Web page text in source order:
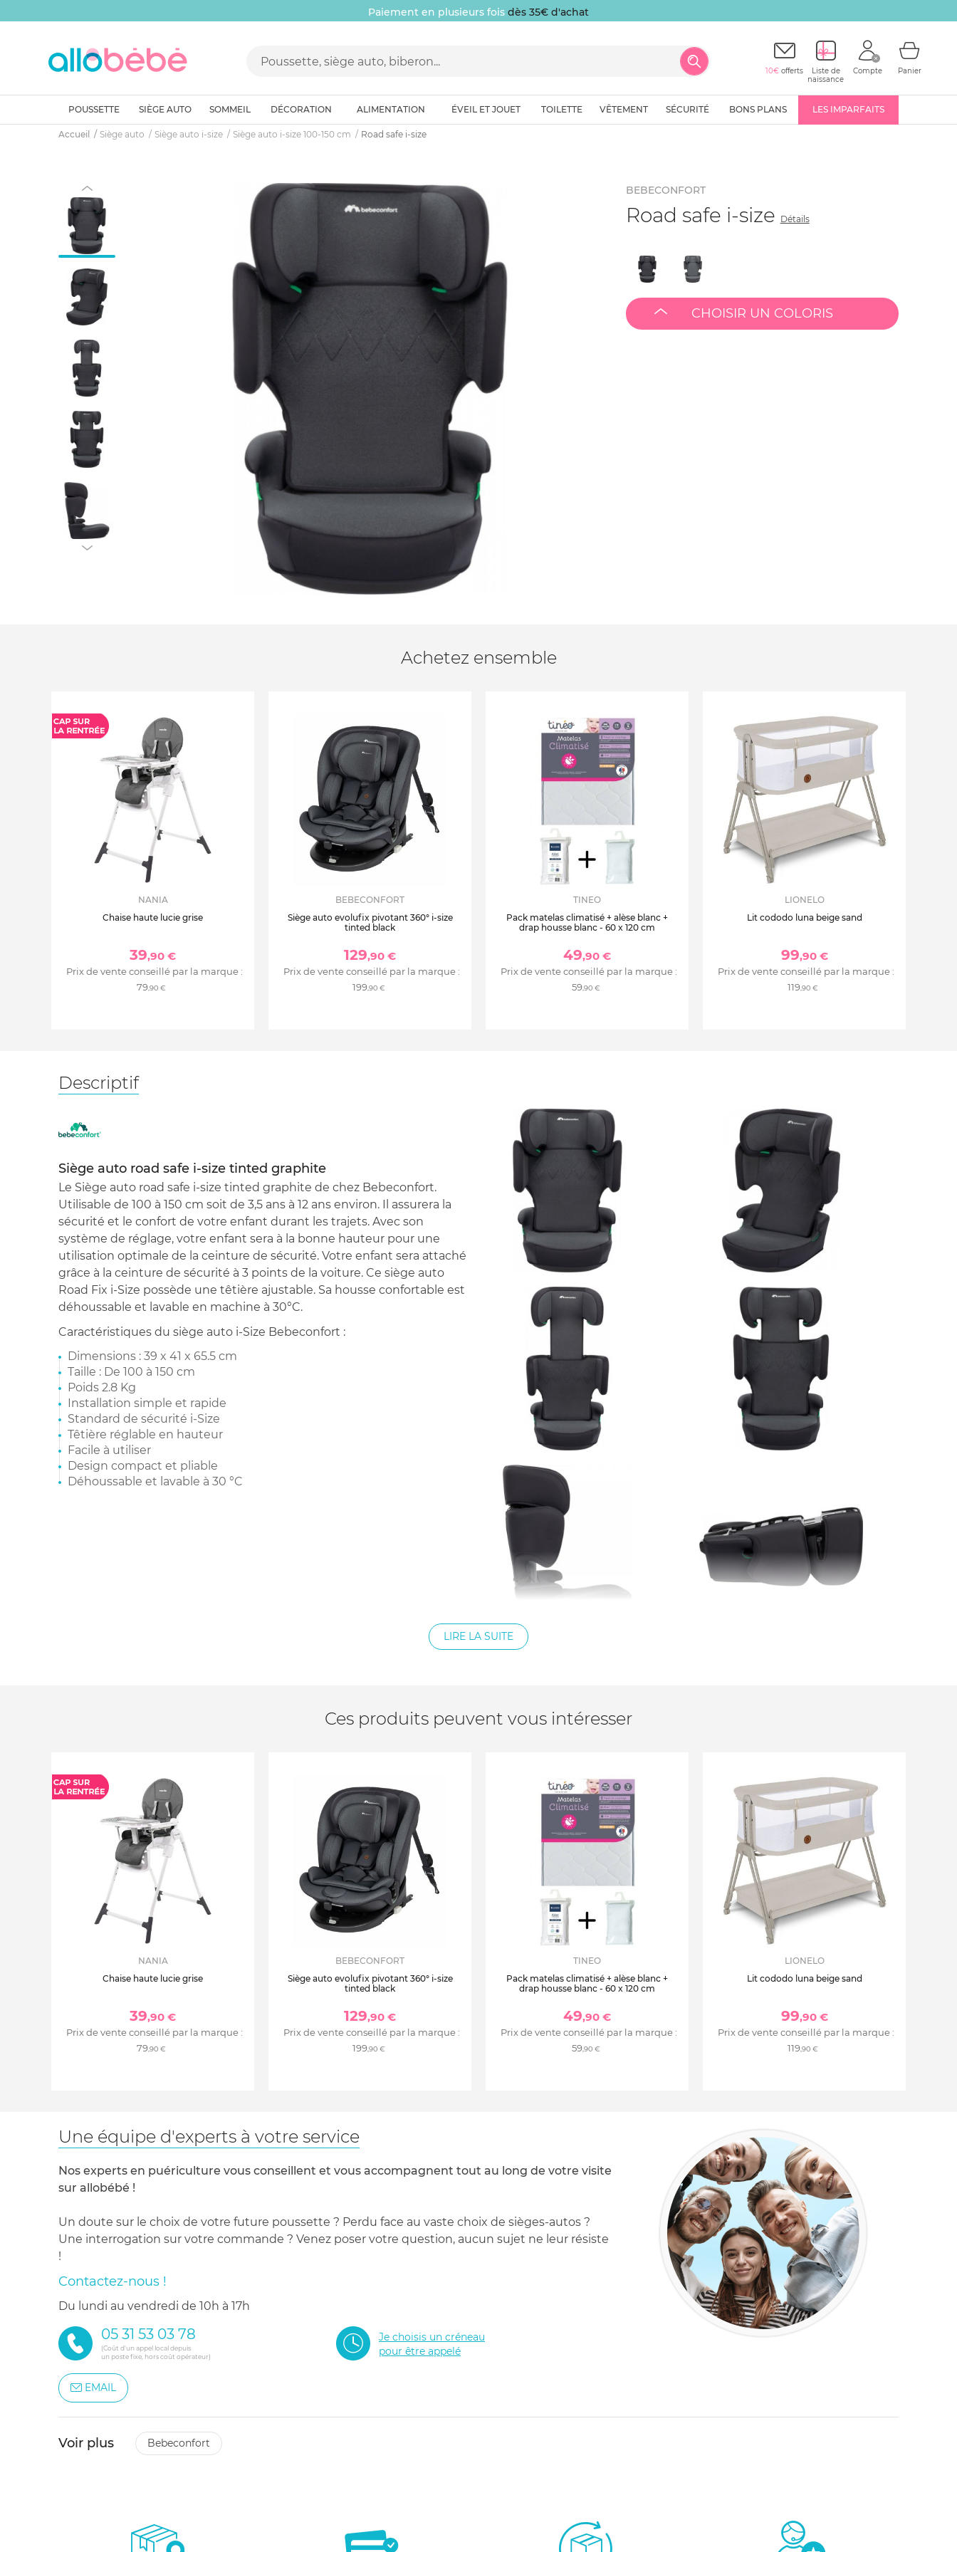
Paiement en plusieurs fois dès 35€ d'achat
10€ offerts
Liste de
naissance
Compte Panier
POUSSETTE SIÈGE AUTO SOMMEIL DÉCORATION ALIMENTATION ÉVEIL ET JOUET TOILETTE VÊTEMENT SÉCURITÉ BONS PLANS LES IMPARFAITS
Accueil Siège auto Siège auto i-size Siège auto i-size 100-150 cm Road safe i-size
BEBECONFORT
Road safe i-size Détails
CHOISIR UN COLORIS
Achetez ensemble
NANIA
Chaise haute lucie grise
39,90 €
Prix de vente conseillé par la marque :
79,90 €
BEBECONFORT
Siège auto evolufix pivotant 360° i-size
tinted black
129,90 €
Prix de vente conseillé par la marque :
199,90 €
TINEO
Pack matelas climatisé + alèse blanc +
drap housse blanc - 60 x 120 cm
49,90 €
Prix de vente conseillé par la marque :
59,90 €
LIONELO
Lit cododo luna beige sand
99,90 €
Prix de vente conseillé par la marque :
119,90 €
Descriptif
Siège auto road safe i-size tinted graphite
Le Siège auto road safe i-size tinted graphite de chez Bebeconfort.
Utilisable de 100 à 150 cm soit de 3,5 ans à 12 ans environ. Il assurera la
sécurité et le confort de votre enfant durant les trajets. Avec son
système de réglage, votre enfant sera à la bonne hauteur pour une
utilisation optimale de la ceinture de sécurité. Votre enfant sera attaché
grâce à la ceinture de sécurité à 3 points de la voiture. Ce siège auto
Road Fix i-Size possède une têtière ajustable. Sa housse confortable est
déhoussable et lavable en machine à 30°C.
Caractéristiques du siège auto i-Size Bebeconfort :
Dimensions : 39 x 41 x 65.5 cm
Taille : De 100 à 150 cm
Poids 2.8 Kg
Installation simple et rapide
Standard de sécurité i-Size
Têtière réglable en hauteur
Facile à utiliser
Design compact et pliable
Déhoussable et lavable à 30 °C
LIRE LA SUITE
Ces produits peuvent vous intéresser
NANIA
Chaise haute lucie grise
39,90 €
Prix de vente conseillé par la marque :
79,90 €
BEBECONFORT
Siège auto evolufix pivotant 360° i-size
tinted black
129,90 €
Prix de vente conseillé par la marque :
199,90 €
TINEO
Pack matelas climatisé + alèse blanc +
drap housse blanc - 60 x 120 cm
49,90 €
Prix de vente conseillé par la marque :
59,90 €
LIONELO
Lit cododo luna beige sand
99,90 €
Prix de vente conseillé par la marque :
119,90 €
Une équipe d'experts à votre service
Nos experts en puériculture vous conseillent et vous accompagnent tout au long de votre visite
sur allobébé !
Un doute sur le choix de votre future poussette ? Perdu face au vaste choix de sièges-autos ?
Une interrogation sur votre commande ? Venez poser votre question, aucun sujet ne leur résiste
!
Contactez-nous !
du lundi au vendredi de 10h à 17h
05 31 53 03 78
(Coût d'un appel local depuis
un poste fixe, hors coût opérateur)
Je choisis un créneau
pour être appelé
EMAIL
Voir plus bebeconfort